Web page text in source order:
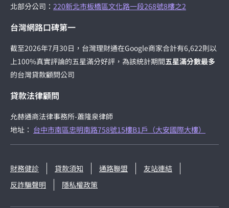
北部分公司： 220新北市板橋區文化路一段268號8樓之2
台灣網路口碑第一
截至2026年7月30日，台灣理財通在Google商家合計有6,622則以
上100%真實評論的五星滿分好評，為該統計期間五星滿分數最多
的台灣貸款顧問公司
貸款法律顧問
允赫通商法律事務所-蕭隆泉律師
地址： 台中市南區忠明南路758號15樓B1戶（大安國際大樓）
財務健診 貸款須知 通路聯盟
友站連結
反詐騙聲明
隱私權政策